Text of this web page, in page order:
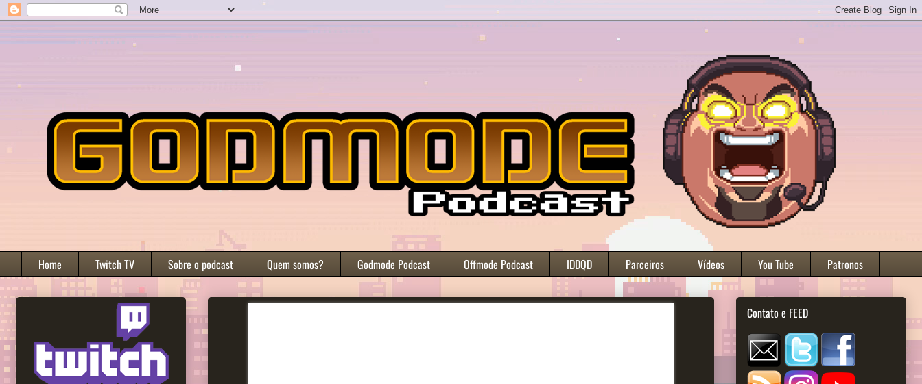
Home Twitch TV Sobre o podcast Quem somos? Godmode Podcast Offmode Podcast IDDQD Parceiros Vídeos You Tube Patronos
Contato e FEED